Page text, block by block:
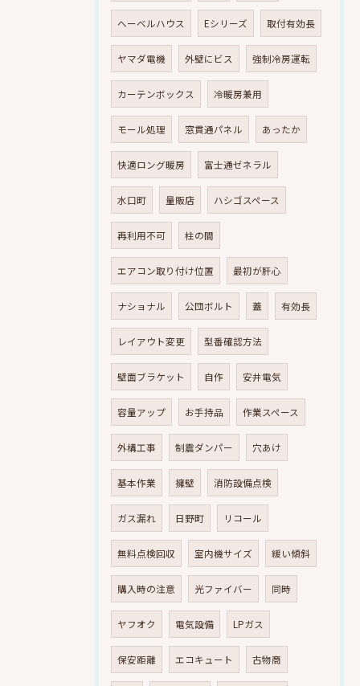
へーベルハウス Eシリーズ 取付有効長
ヤマダ電機 外壁にビス 強制冷房運転
カーテンボックス 冷暖房兼用
モール処理 窓貫通パネル あったか
快適ロング暖房 富士通ゼネラル
水口町 量販店 ハシゴスペース
再利用不可 柱の間
エアコン取り付け位置 最初が肝心
ナショナル 公団ボルト 蓋 有効長
レイアウト変更 型番確認方法
壁面ブラケット 自作 安井電気
容量アップ お手持品 作業スペース
外構工事 制震ダンパー 穴あけ
基本作業 擁壁 消防設備点検
ガス漏れ 日野町 リコール
無料点検回収 室内機サイズ 緩い傾斜
購入時の注意 光ファイバー 同時
ヤフオク 電気設備 LPガス
保安距離 エコキュート 古物商